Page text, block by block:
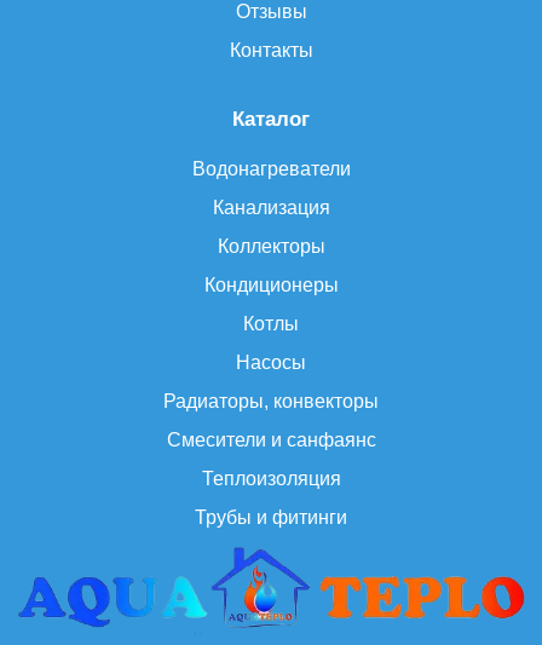
Каталог
Водонагреватели
Канализация
Коллекторы
Кондиционеры
Котлы
Насосы
Радиаторы, конвекторы
Смесители и санфаянс
Теплоизоляция
Трубы и фитинги
Отзывы
Контакты